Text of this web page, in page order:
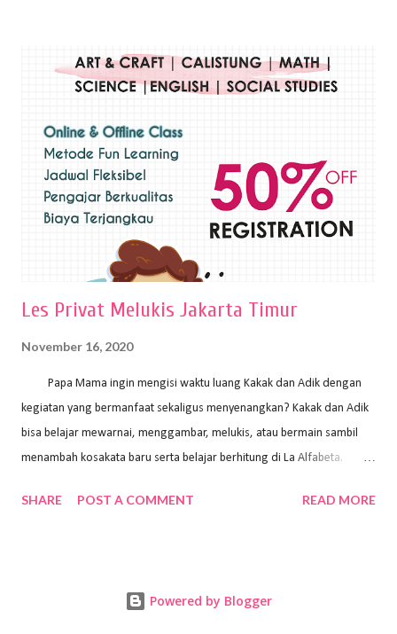
menggunakan bahan dasar cat air, cat akrilik, atau cat minyak dengan
sapuan warna cat yang tebal. Dengan memberikan sapuan warna
pelukis untuk menghasilkan lukisan yang mempesona dan tentunya
bernilai tinggi. Ciri teknik plakat Ciri-ciri teknik plakat, yaitu: Sapuan
warna yang kental dan tebal. Hasil lukisan menutupi seluruh bagian
medianya Mem...
Les Privat Melukis Jakarta Timur
November 16, 2020
Papa Mama ingin mengisi waktu luang Kakak dan Adik dengan
kegiatan yang bermanfaat sekaligus menyenangkan? Kakak dan Adik
bisa belajar mewarnai, menggambar, melukis, atau bermain sambil
menambah kosakata baru serta belajar berhitung di La Alfabeta.
kok untuk mengajar dengan metode yang fun, La Alfabeta
Alfabeta. ⁣⁣⁣⁣Ada pilihan online class maupun offline class lho! Cek
SHARE POST A COMMENT READ MORE
Powered by Blogger